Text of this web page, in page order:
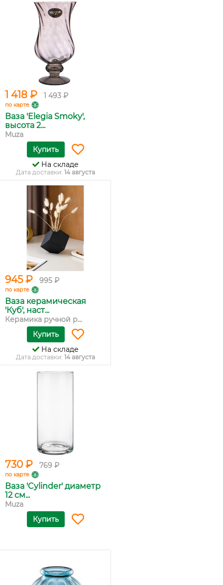
1 418 ₽ 1 493 ₽
по карте
Ваза 'Elegia Smoky',
высота 2...
Muza
Купить
На складе
Дата доставки: 14 августа
945 ₽ 995 ₽
по карте
Ваза керамическая
'Куб', наст...
Керамика ручной р...
Купить
На складе
Дата доставки: 14 августа
730 ₽ 769 ₽
по карте
Ваза 'Cylinder' диаметр
12 см...
Muza
Купить